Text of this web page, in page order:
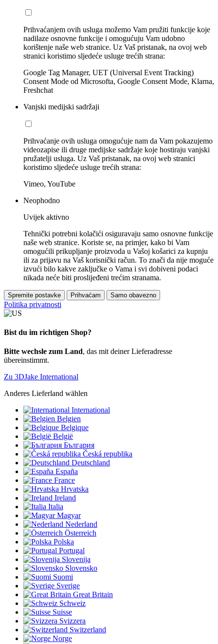
Prihvaćanjem ovih usluga možemo Vam pružiti funkcije koje
nadilaze osnovne funkcije i omogućuju Vam udobno
korištenje naše web stranice. Uz Vaš pristanak, na ovoj web
stranici koristimo sljedeće usluge trećih strana:
Google Tag Manager, UET (Universal Event Tracking)
Consent Mode od Microsofta, Google Consent Mode, Klarna,
Freshchat
Vanjski medijski sadržaji
Prihvaćanje ovih usluga omogućuje nam da Vam pokazujemo
videozapise ili druge medijske sadržaje koje hostiraju vanjski
pružatelji usluga. Uz Vaš pristanak, na ovoj web stranici
koristimo sljedeće usluge trećih strana:
Vimeo, YouTube
Neophodno
Uvijek aktivno
Tehnički potrebni kolačići osiguravaju samo osnovne funkcije
naše web stranice. Koriste se, na primjer, kako bi Vam
omogućili prikupljanje proizvoda u Vašoj košarici za kupnju
ili za prijavu na Vaš korisnički račun. To znači da nije moguće
izvući bilo kakve zaključke o Vama i svi dobiveni podaci
nikada neće biti proslijeđeni trećim stranama.
Spremite postavke Prihvaćam Samo obavezno
Politika privatnosti
Bist du im richtigen Shop?
Bitte wechsle zum Land, das mit deiner Lieferadresse
übereinstimmt.
Zu 3DJake International
Anderes Lieferland wählen
International
Belgien
Belgique
België
България
Česká republika
Deutschland
España
France
Hrvatska
Ireland
Italia
Magyar
Nederland
Österreich
Polska
Portugal
Slovenija
Slovensko
Suomi
Sverige
Great Britain
Schweiz
Suisse
Svizzera
Switzerland
Norge